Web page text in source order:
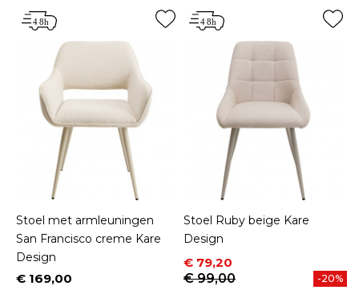
Stoel met armleuningen
San Francisco creme Kare
Design
Prijs
€ 169,00
Stoel Ruby beige Kare
Design
Prijs
€ 79,20
Normale prijs
€ 99,00
-20%